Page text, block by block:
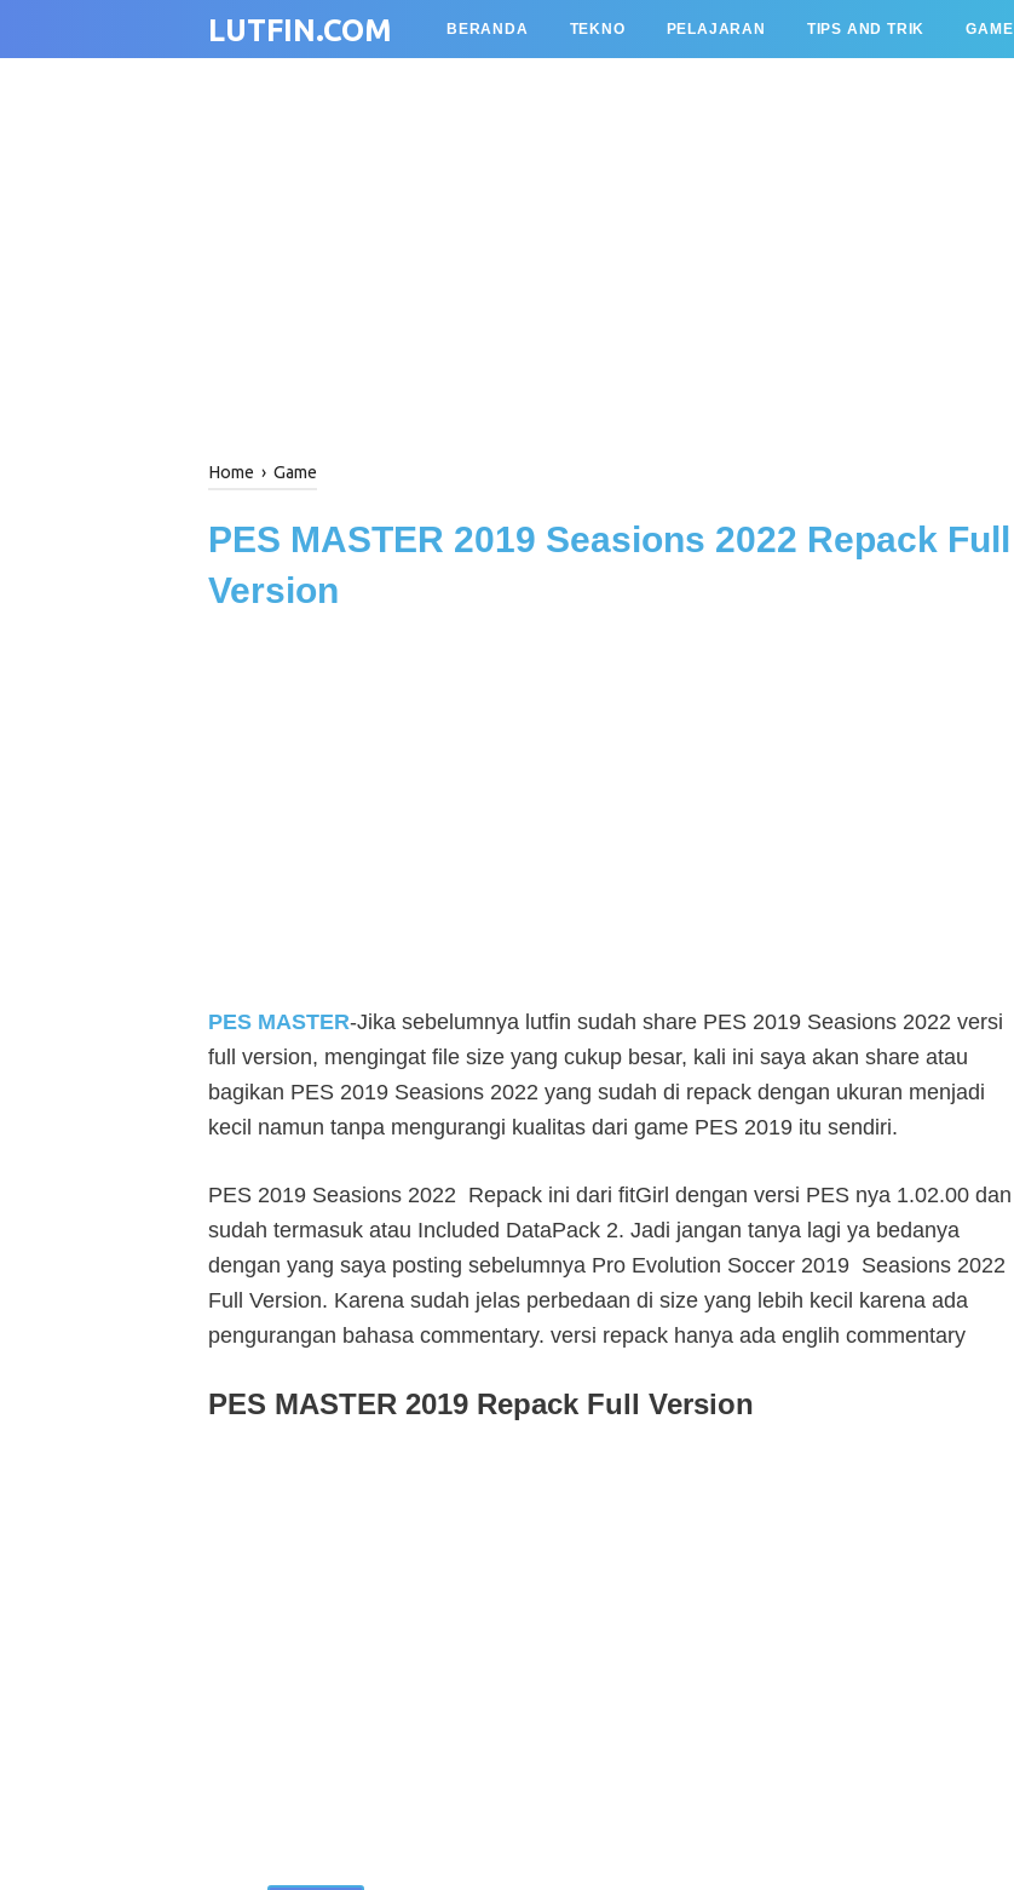
LUTFIN.COM BERANDA TEKNO PELAJARAN TIPS AND TRIK GAME
Home › Game
PES MASTER 2019 Seasions 2022 Repack Full
Version
PES MASTER-Jika sebelumnya lutfin sudah share PES 2019 Seasions 2022 versi
full version, mengingat file size yang cukup besar, kali ini saya akan share atau
bagikan PES 2019 Seasions 2022 yang sudah di repack dengan ukuran menjadi
kecil namun tanpa mengurangi kualitas dari game PES 2019 itu sendiri.
PES 2019 Seasions 2022 Repack ini dari fitGirl dengan versi PES nya 1.02.00 dan
sudah termasuk atau Included DataPack 2. Jadi jangan tanya lagi ya bedanya
dengan yang saya posting sebelumnya Pro Evolution Soccer 2019 Seasions 2022
Full Version. Karena sudah jelas perbedaan di size yang lebih kecil karena ada
pengurangan bahasa commentary. versi repack hanya ada englih commentary
PES MASTER 2019 Repack Full Version